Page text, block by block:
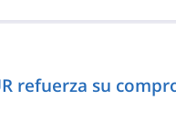
refuerza su